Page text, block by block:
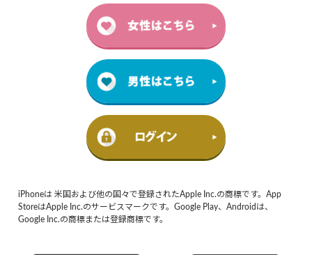
iPhoneは 米国および他の国々で登録されたApple Inc.の商標です。App
StoreはApple Inc.のサービスマークです。Google Play、Androidは、
Google Inc.の商標または登録商標です。